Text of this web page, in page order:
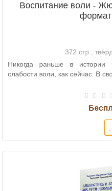
Воспитание воли -
372 стр.,
Никогда раньше в истории
слабости воли, как сейчас. В